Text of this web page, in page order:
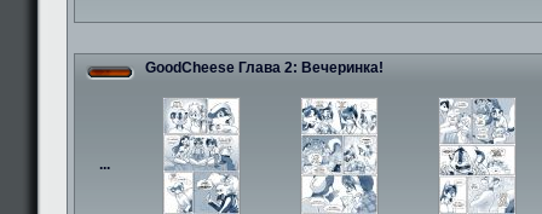
GoodCheese Глава 2: Вечеринка!
...